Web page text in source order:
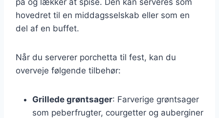
hovedret til en middagsselskab eller som en
del af en buffet.
Når du serverer porchetta til fest, kan du
overveje følgende tilbehør:
Grillede grøntsager: Farverige grøntsager
som peberfrugter, courgetter og auberginer